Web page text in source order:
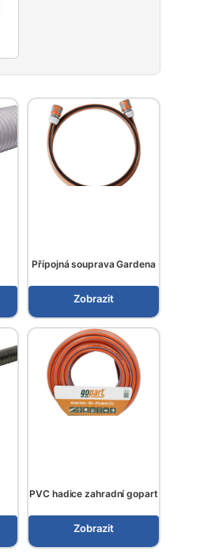
Přípojná souprava Gardena
Zobrazit
PVC hadice zahradní gopart
Zobrazit